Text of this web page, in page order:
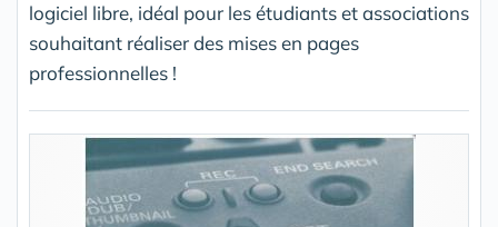
logiciel libre, idéal pour les étudiants et associations
souhaitant réaliser des mises en pages
professionnelles !